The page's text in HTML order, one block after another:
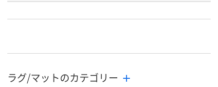
カゴへ
ラグ/マットのカテゴリー